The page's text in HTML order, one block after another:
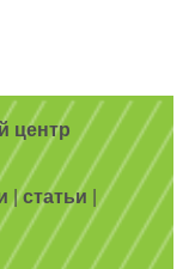
центр
|статьи